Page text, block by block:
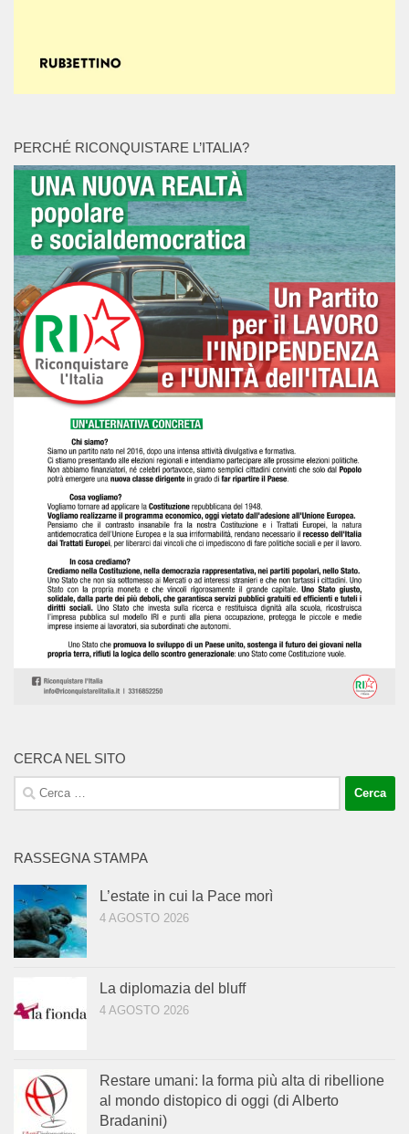
PERCHÉ RICONQUISTARE L’ITALIA?
CERCA NEL SITO
Ricerca
per:
RASSEGNA STAMPA
L’estate in cui la Pace morì
4 AGOSTO 2026
La diplomazia del bluff
4 AGOSTO 2026
Restare umani: la forma più alta di ribellione
al mondo distopico di oggi (di Alberto
Bradanini)